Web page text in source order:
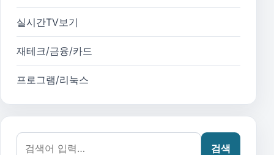
실시간TV보기
재테크/금융/카드
프로그램/리눅스
검색어:
검색